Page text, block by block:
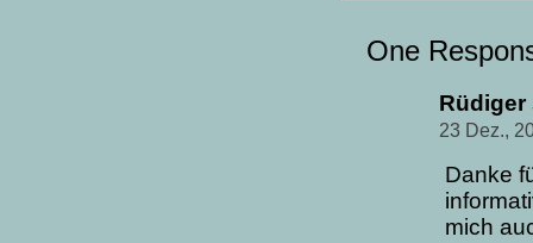
One
Rüdiger
23 Dez.,
Danke
mich